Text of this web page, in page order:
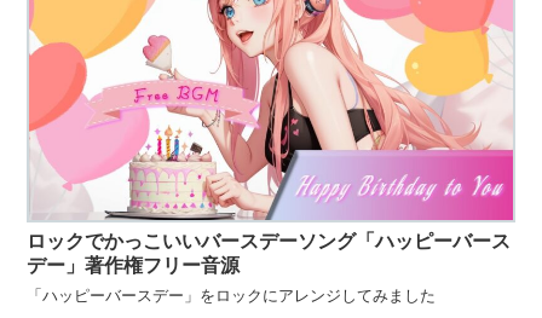
ロックでかっこいいバースデーソング「ハッピーバース
デー」著作権フリー音源
「ハッピーバースデー」をロックにアレンジしてみました